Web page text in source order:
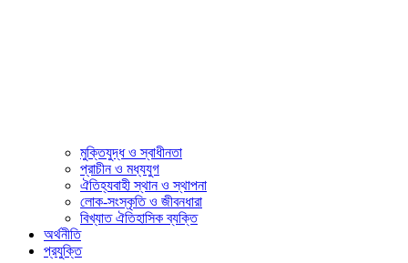
মুক্তিযুদ্ধ ও স্বাধীনতা
প্রাচীন ও মধ্যযুগ
ঐতিহ্যবাহী স্থান ও স্থাপনা
লোক-সংস্কৃতি ও জীবনধারা
বিখ্যাত ঐতিহাসিক ব্যক্তি
অর্থনীতি
প্রযুক্তি